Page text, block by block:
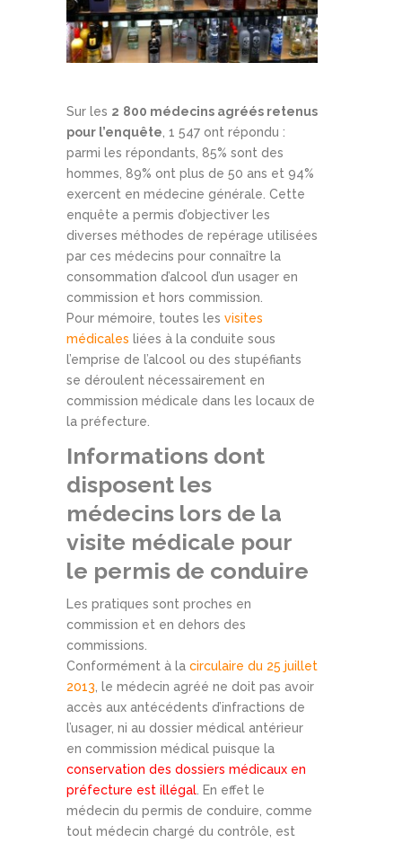
Sur les 2 800 médecins agréés retenus
pour l’enquête, 1 547 ont répondu :
parmi les répondants, 85% sont des
hommes, 89% ont plus de 50 ans et 94%
exercent en médecine générale. Cette
enquête a permis d’objectiver les
diverses méthodes de repérage utilisées
par ces médecins pour connaître la
consommation d’alcool d’un usager en
commission et hors commission.
Pour mémoire, toutes les visites
médicales liées à la conduite sous
l’emprise de l’alcool ou des stupéfiants
se déroulent nécessairement en
commission médicale dans les locaux de
la préfecture.
Informations dont
disposent les
médecins lors de la
visite médicale pour
le permis de conduire
Les pratiques sont proches en
commission et en dehors des
commissions.
Conformément à la circulaire du 25 juillet
2013, le médecin agréé ne doit pas avoir
accès aux antécédents d’infractions de
l’usager, ni au dossier médical antérieur
en commission médical puisque la
conservation des dossiers médicaux en
préfecture est illégal. En effet le
médecin du permis de conduire, comme
tout médecin chargé du contrôle, est